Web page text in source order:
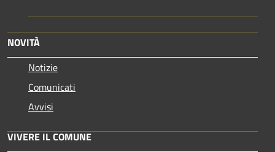
NOVITÀ
Notizie
Comunicati
Avvisi
VIVERE IL COMUNE